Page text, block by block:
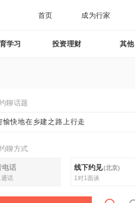
首页 成为行家
学习 投资理财 其他
聊话题
愉快地在乡建之路上行走
聊方式
电话
话
线下约见(北京)
1对1面谈